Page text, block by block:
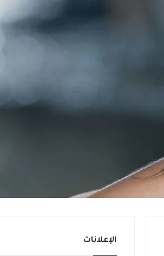
الإعلانات